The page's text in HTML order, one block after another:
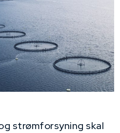
strømforsyning skal